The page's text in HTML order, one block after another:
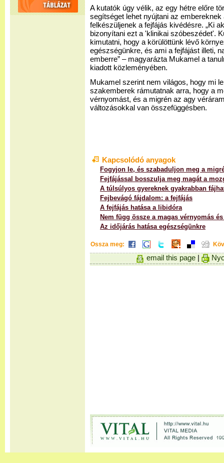
A kutatók úgy vélik, az egy hétre előre
segítséget lehet nyújtani az
felkészüljenek a fejfájás kivédésre. „Ki
bizonyítani ezt a 'klinikai szóbeszédet'.
kimutatni, hogy a körülöttünk lévő
egészségünkre, és ami a fejfájást illeti,
emberre” – magyarázta Mukamel a
kiadott közleményében.
Mukamel szerint nem világos, hogy mi
szakemberek rámutatnak arra, hogy a
vérnyomást, és a migrén az agy
változásokkal van összefüggésben.
Kapcsolódó anyagok
Fogyjon le, és szabaduljon meg a
Fejfájással bosszulja meg magát a
A túlsúlyos gyereknek gyakrabban
Fejbevágó fájdalom: a fejfájás
A fejfájás hatása a libidóra
Nem függ össze a magas vérnyomás
Az időjárás hatása egészségünkre
Ossza meg:
email this page